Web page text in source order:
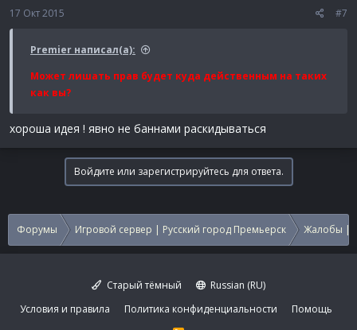
17 Окт 2015 #7
Premier написал(а):
Может лишать прав будет куда действенным на таких
как вы?
хороша идея ! явно не баннами раскидываться
Войдите или зарегистрируйтесь для ответа.
Форумы Игровой сервер | Русский город Премьерск Жалобы |
Старый тёмный
Russian (RU)
Условия и правила
Политика конфиденциальности Помощь